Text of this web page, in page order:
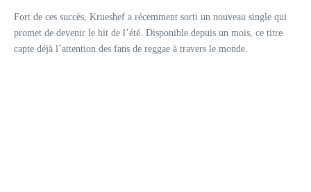
Fort de ces succès, Krueshef a récemment sorti un nouveau single qui
promet de devenir le hit de l’été. Disponible depuis un mois, ce titre
capte déjà l’attention des fans de reggae à travers le monde.